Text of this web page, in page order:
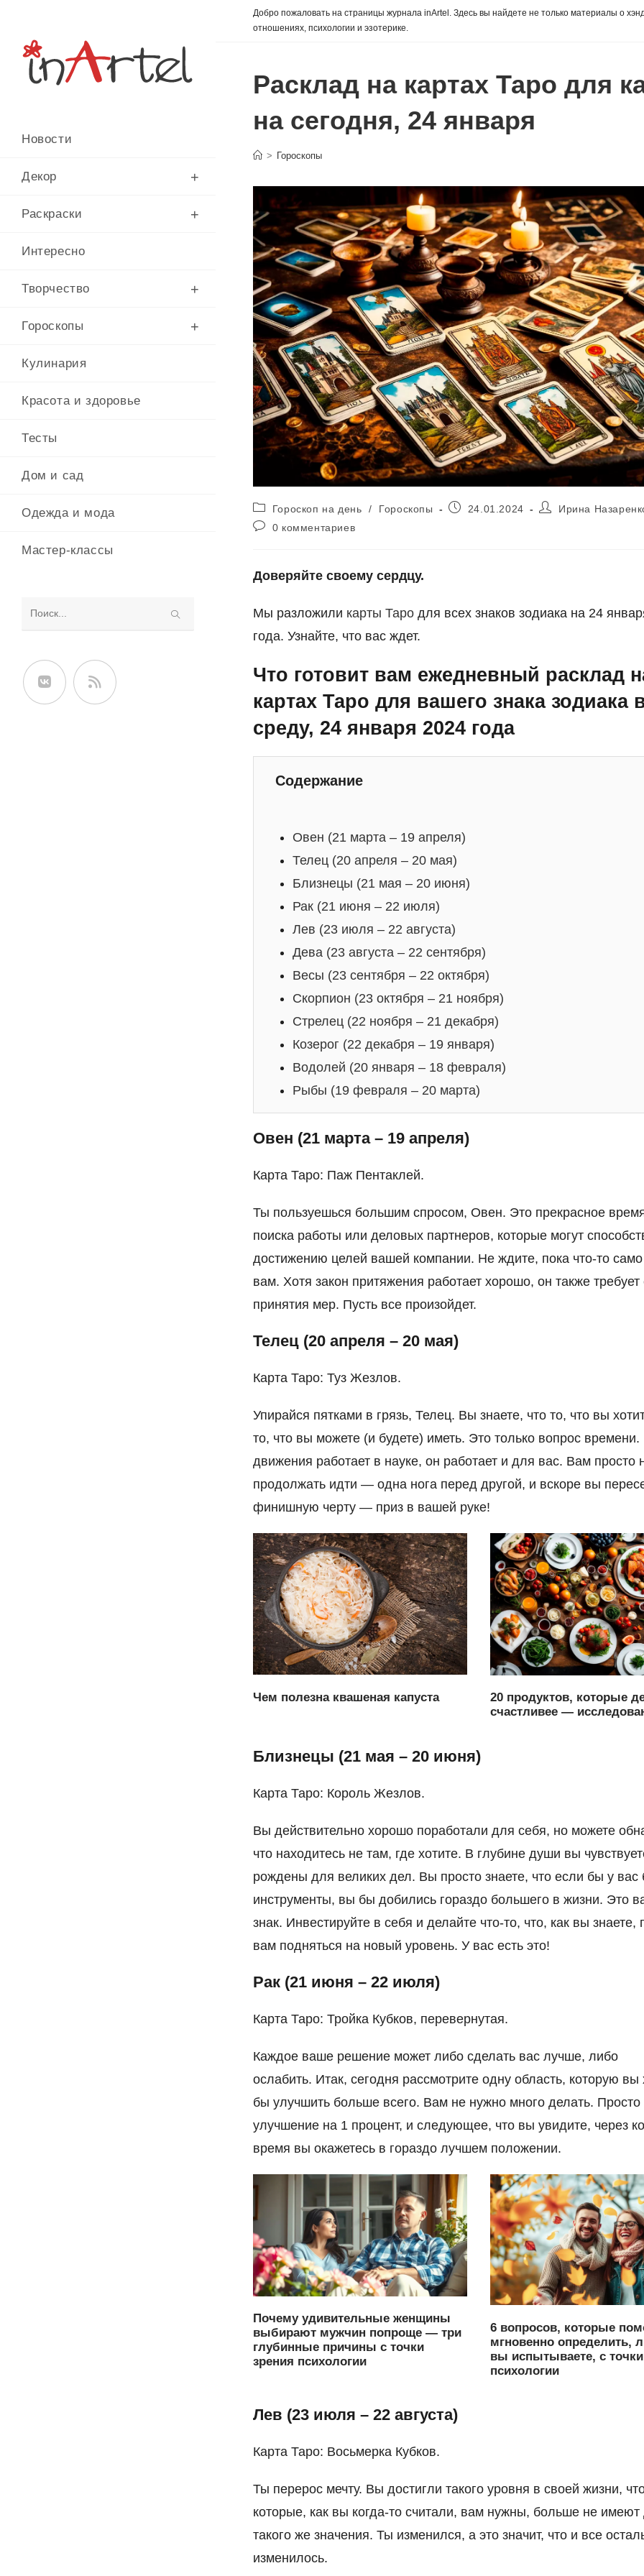
ПерейтиДобро пожаловать на страницы журнала inArtel. Здесь вы найдете не только материалы о
отношениях, психологии и эзотерике.
Новости
Декор
Раскраски
Интересно
Творчество
Гороскопы
Кулинария
Красота и здоровье
Тесты
Дом и сад
Одежда и мода
Мастер-классы
сайте
Расклад на картах Таро для
на сегодня, 24 января
> Гороскопы
Рубрика
записи:
Гороскоп на день / Гороскопы
Запись24.01.2024
АвторИрина
Комментарии
0 комментариев
Доверяйте своему сердцу.
Мы разложили карты Таро для всех знаков зодиака на 24
года. Узнайте, что вас ждет.
Что готовит вам ежедневный расклад
картах Таро для вашего знака зодиака
среду, 24 января 2024 года
Содержание
Овен (21 марта – 19 апреля)
Телец (20 апреля – 20 мая)
Близнецы (21 мая – 20 июня)
Рак (21 июня – 22 июля)
Лев (23 июля – 22 августа)
Дева (23 августа – 22 сентября)
Весы (23 сентября – 22 октября)
Скорпион (23 октября – 21 ноября)
Стрелец (22 ноября – 21 декабря)
Козерог (22 декабря – 19 января)
Водолей (20 января – 18 февраля)
Рыбы (19 февраля – 20 марта)
Овен (21 марта – 19 апреля)
Карта Таро: Паж Пентаклей.
Ты пользуешься большим спросом, Овен. Это прекрасное
поиска работы или деловых партнеров, которые могут
достижению целей вашей компании. Не ждите, пока что-то само
вам. Хотя закон притяжения работает хорошо, он также требует
принятия мер. Пусть все произойдет.
Телец (20 апреля – 20 мая)
Карта Таро: Туз Жезлов.
Упирайся пятками в грязь, Телец. Вы знаете, что то, что вы
то, что вы можете (и будете) иметь. Это только вопрос времени.
движения работает в науке, он работает и для вас. Вам просто
продолжать идти — одна нога перед другой, и вскоре вы
финишную черту — приз в вашей руке!
Чем полезна квашеная капуста
20 продуктов, которые
счастливее —
Близнецы (21 мая – 20 июня)
Карта Таро: Король Жезлов.
Вы действительно хорошо поработали для себя, но можете
что находитесь не там, где хотите. В глубине души вы
рождены для великих дел. Вы просто знаете, что если бы у
инструменты, вы бы добились гораздо большего в жизни. Это
знак. Инвестируйте в себя и делайте что-то, что, как вы знаете,
вам подняться на новый уровень. У вас есть это!
Рак (21 июня – 22 июля)
Карта Таро: Тройка Кубков, перевернутая.
Каждое ваше решение может либо сделать вас лучше, либо
ослабить. Итак, сегодня рассмотрите одну область, которую вы
бы улучшить больше всего. Вам не нужно много делать. Просто
улучшение на 1 процент, и следующее, что вы увидите, через
время вы окажетесь в гораздо лучшем положении.
Почему удивительные женщины
выбирают мужчин попроще — три
глубинные причины с точки
зрения психологии
6 вопросов, которые
мгновенно определить,
вы испытываете, с
психологии
Лев (23 июля – 22 августа)
Карта Таро: Восьмерка Кубков.
Ты перерос мечту. Вы достигли такого уровня в своей жизни,
которые, как вы когда-то считали, вам нужны, больше не имеют
такого же значения. Ты изменился, а это значит, что и все
изменилось.